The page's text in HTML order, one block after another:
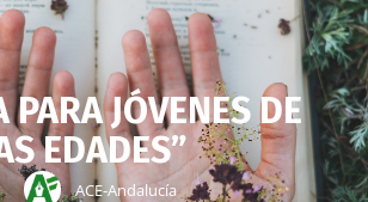
PARA JÓVENES DE
EDADES”
ACE-Andalucía